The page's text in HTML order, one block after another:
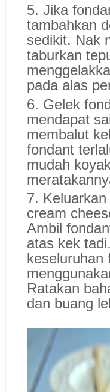
5. Jika
tambahkan
sedikit. Nak
taburkan
pada alas
6. Gelek
mendapat
membalut
fondant
mudah
7.
cream
Ambil
atas kek
keseluruhan
Ratakan
dan buang